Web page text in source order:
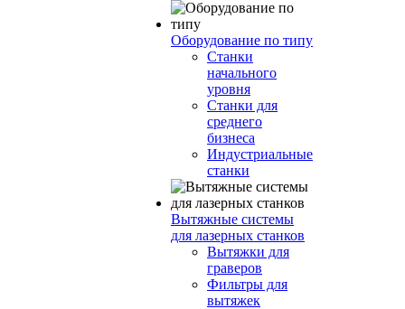
Оборудование по типу
Cтанки
начального
уровня
Станки для
среднего
бизнеса
Индустриальные
станки
Вытяжные системы
для лазерных станков
Вытяжки для
граверов
Фильтры для
вытяжек